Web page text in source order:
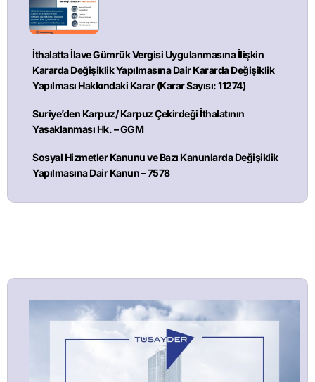
İthalatta İlave Gümrük Vergisi Uygulanmasına İlişkin
Kararda Değişiklik Yapılmasına Dair Kararda Değişiklik
Yapılması Hakkındaki Karar (Karar Sayısı: 11274)
Suriye’den Karpuz/ Karpuz Çekirdeği İthalatının
Yasaklanması Hk. – GGM
Sosyal Hizmetler Kanunu ve Bazı Kanunlarda Değişiklik
Yapılmasına Dair Kanun – 7578